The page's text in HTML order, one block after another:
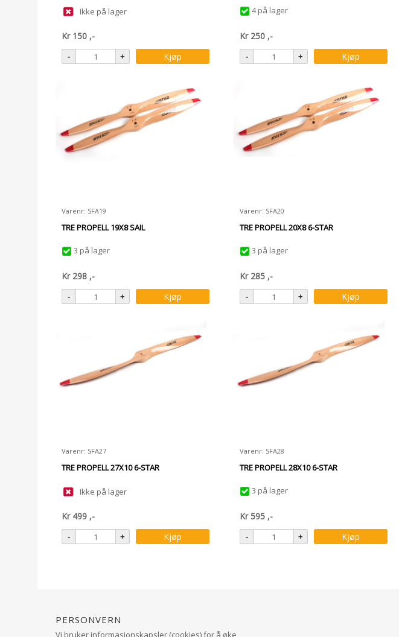
Ikke på lager
Kr 150 ,-
Kjøp
4 på lager
Kr 250 ,-
Kjøp
Varenr: SFA19
TRE PROPELL 19X8 SAIL
3 på lager
Kr 298 ,-
Kjøp
Varenr: SFA20
TRE PROPELL 20X8 6-STAR
3 på lager
Kr 285 ,-
Kjøp
Varenr: SFA27
TRE PROPELL 27X10 6-STAR
Ikke på lager
Kr 499 ,-
Kjøp
Varenr: SFA28
TRE PROPELL 28X10 6-STAR
3 på lager
Kr595 ,-
Kjøp
Personvern
Vi bruker informasjonskapsler (cookies) for å øke